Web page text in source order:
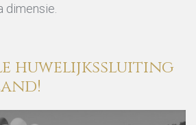
dimensie.
huwelijkssluiting